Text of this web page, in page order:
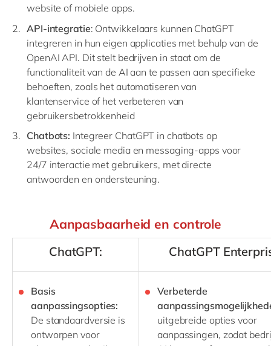
website of mobiele apps.
API-integratie: Ontwikkelaars kunnen ChatGPT
integreren in hun eigen applicaties met behulp van de
OpenAI API. Dit stelt bedrijven in staat om de
functionaliteit van de AI aan te passen aan specifieke
behoeften, zoals het automatiseren van
klantenservice of het verbeteren van
gebruikersbetrokkenheid
Chatbots: Integreer ChatGPT in chatbots op
websites, sociale media en messaging-apps voor
24/7 interactie met gebruikers, met directe
antwoorden en ondersteuning.
Aanpasbaarheid en controle
ChatGPT: ChatGPT
Basis
aanpassingsopties:
De standaardversie is
ontworpen voor
Verbeterde
uitgebreide opties voor
aanpassingen, zodat